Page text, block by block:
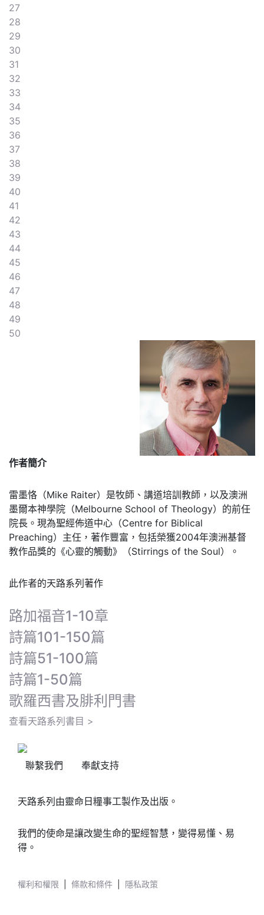
27
28
29
30
31
32
33
34
35
36
37
38
39
40
41
42
43
44
45
46
47
48
49
50
作者簡介
雷墨恪（Mike Raiter）是牧師、講道培訓教師，以及澳洲
墨爾本神學院（Melbourne School of Theology）的前任
院長。現為聖經佈道中心（Centre for Biblical
Preaching）主任，著作豐富，包括榮獲2004年澳洲基督
教作品獎的《心靈的觸動》（Stirrings of the Soul）。
此作者的天路系列著作
路加福音1-10章
詩篇101-150篇
詩篇51-100篇
詩篇1-50篇
歌羅西書及腓利門書
查看天路系列書目 >
聯繫我們 奉獻支持
天路系列由靈命日糧事工製作及出版。
我們的使命是讓改變生命的聖經智慧，變得易懂、易
得。
權利和權限 條款和條件 隱私政策